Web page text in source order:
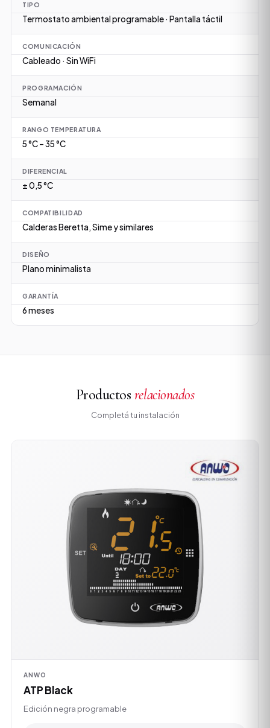
TIPO
Termostato ambiental programable · Pantalla táctil
COMUNICACIÓN
Cableado · Sin WiFi
PROGRAMACIÓN
Semanal
RANGO TEMPERATURA
5 °C – 35 °C
DIFERENCIAL
± 0,5 °C
COMPATIBILIDAD
Calderas Beretta, Sime y similares
DISEÑO
Plano minimalista
GARANTÍA
6 meses
Productos relacionados
Completá tu instalación
ANWO
ATP Black
Edición negra programable